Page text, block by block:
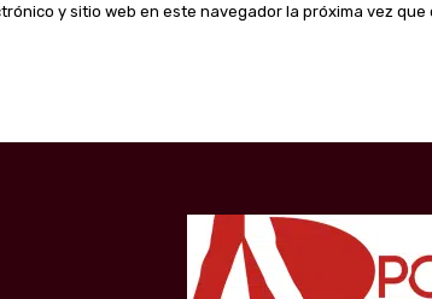
y sitio web en este navegador la próxima vez que